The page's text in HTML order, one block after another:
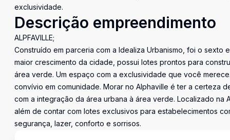
exclusividade.
Descrição empreendimento
ALPFAVILLE;
Construído em parceria com a Idealiza Urbanismo, foi o sexto
maior crescimento da cidade, possui lotes prontos para
área verde. Um espaço com a exclusividade que você
convívio em comunidade. Morar no Alphaville é ter a certeza
com a integração da área urbana à área verde. Localizado na
além de contar com lotes exclusivos para estabelecimentos
segurança, lazer, conforto e sorrisos.